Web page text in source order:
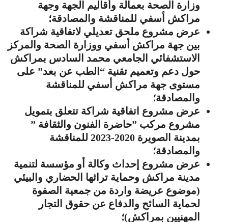
وزارة الصحة بعمالة وأقاليم الجهة وجهة
مراكش أسفي للمناقشة والمصادقة؛
عرض مشروع ملحق تعديلي لاتفاقية شراكة
بين جهة مراكش أسفي ووزارة الصحة والمركز
الاستشفائي الجامعي محمد السادس بمراكش
حول دعم وتعميم تقنية “الطب عن بعد” على
مستوى جهة مراكش أسفي للمناقشة
والمصادقة؛
عرض مشروع اتفاقية شراكة تتعلق بتمويل
مشروع مركب ”حاضرة الفنون والثقافة ”
بمدينة الصويرة 2020-2023 للمناقشة
والمصادقة؛
عرض مشروع إحداث وكالة أو مؤسسة لتنمية
مدينة مراكش وحماية تراثها الحضاري والبيئي
(موضوع عريضة واردة من جمعية الصفوة
لحماية السائح والدفاع عن حقوق التجار
المهنيين بمراكش)؛